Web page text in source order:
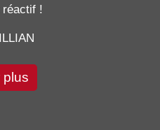
!
plus